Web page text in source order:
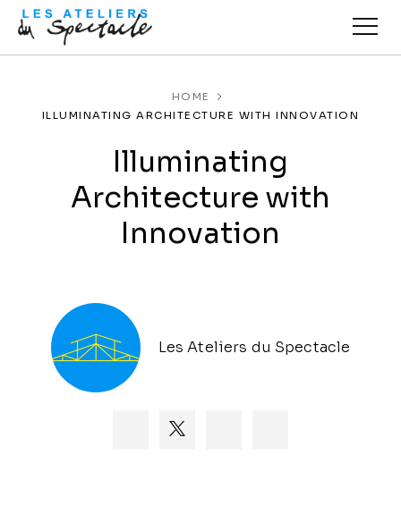
HOME
ILLUMINATING ARCHITECTURE WITH INNOVATION
Illuminating
Architecture with
Innovation
Les Ateliers du Spectacle